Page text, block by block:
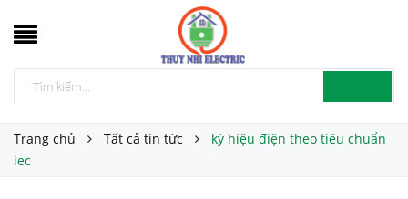
Trang chủ Tất cả tin tức
ký hiệu điện theo tiêu chuẩn
iec